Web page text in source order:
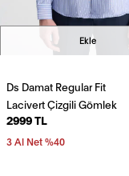
Ekle
Ds Damat Regular Fit
Lacivert Çizgili Gömlek
2999 TL
3 Al Net %40